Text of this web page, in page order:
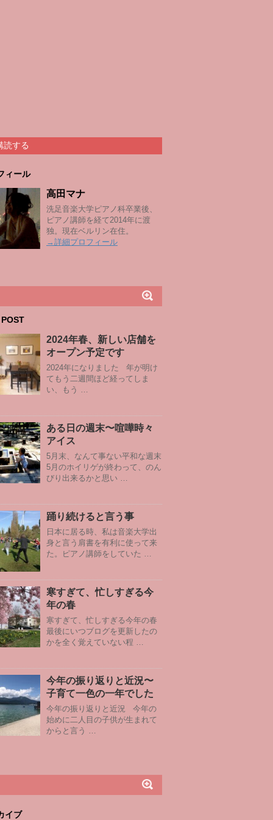
する
ィール
高田マナ
洗足音楽大学ピアノ科卒業後、
ピアノ講師を経て2014年に渡
独。現在ベルリン在住。
→詳細プロフィール
2024年春、新しい店舗を
オープン予定です
2024年になりました 年が明け
てもう二週間ほど経ってしま
い、もう …
ある日の週末〜喧嘩時々
アイス
5月末、なんて事ない平和な週末
5月のホイリゲが終わって、のん
びり出来るかと思い …
踊り続けると言う事
日本に居る時、私は音楽大学出
身と言う肩書を有利に使って来
た。ピアノ講師をしていた …
寒すぎて、忙しすぎる今
年の春
寒すぎて、忙しすぎる今年の春
最後にいつブログを更新したの
かを全く覚えていない程 …
今年の振り返りと近況〜
子育て一色の一年でした
今年の振り返りと近況 今年の
始めに二人目の子供が生まれて
からと言う …
イブ